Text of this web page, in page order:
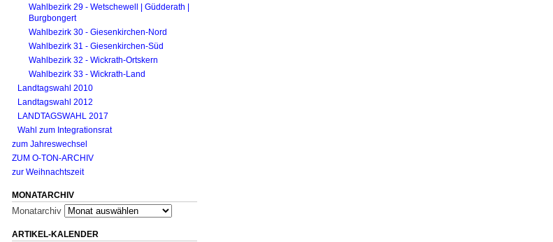
Wahlbezirk 29 - Wetschewell | Güdderath |
Burgbongert
Wahlbezirk 30 - Giesenkirchen-Nord
Wahlbezirk 31 - Giesenkirchen-Süd
Wahlbezirk 32 - Wickrath-Ortskern
Wahlbezirk 33 - Wickrath-Land
Landtagswahl 2010
Landtagswahl 2012
LANDTAGSWAHL 2017
Wahl zum Integrationsrat
zum Jahreswechsel
ZUM O-TON-ARCHIV
zur Weihnachtszeit
MONATARCHIV
Monatarchiv
ARTIKEL-KALENDER